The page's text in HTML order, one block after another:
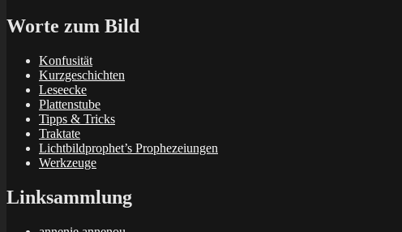
Worte zum Bild
Konfusität
Kurzgeschichten
Leseecke
Plattenstube
Tipps & Tricks
Traktate
Lichtbildprophet’s Prophezeiungen
Werkzeuge
Linksammlung